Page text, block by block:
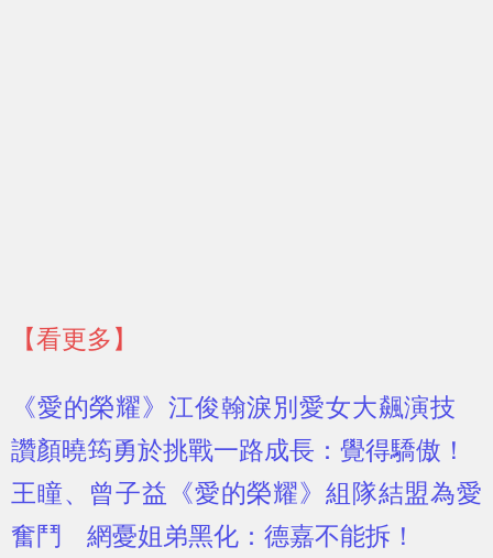
【看更多】
《愛的榮耀》江俊翰淚別愛女大飆演技
讚顏曉筠勇於挑戰一路成長：覺得驕傲！
王瞳、曾子益《愛的榮耀》組隊結盟為愛
奮鬥 網憂姐弟黑化：德嘉不能拆！